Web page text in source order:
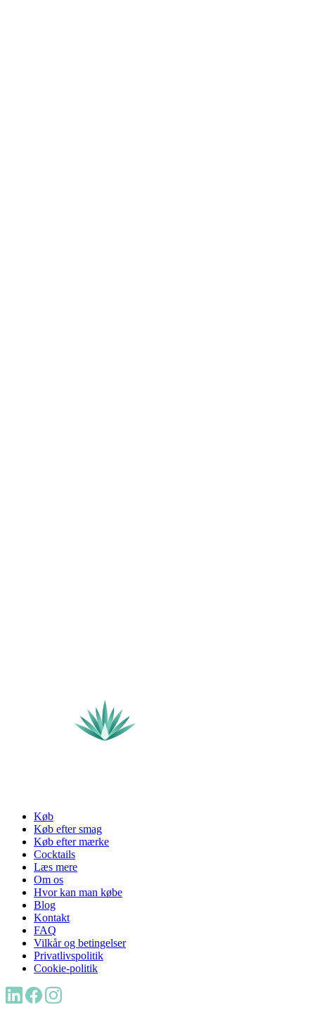
Køb
Køb efter smag
Køb efter mærke
Cocktails
Læs mere
Om os
Hvor kan man købe
Blog
Kontakt
FAQ
Vilkår og betingelser
Privatlivspolitik
Cookie-politik